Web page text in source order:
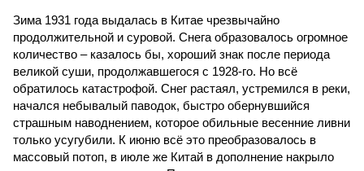
Зима 1931 года выдалась в Китае чрезвычайно
продолжительной и суровой. Снега образовалось огромное
количество – казалось бы, хороший знак после периода
великой суши, продолжавшегося с 1928-го. Но всё
обратилось катастрофой. Снег растаял, устремился в реки,
начался небывалый паводок, быстро обернувшийся
страшным наводнением, которое обильные весенние ливни
только усугубили. К июню всё это преобразовалось в
массовый потоп, в июле же Китай в дополнение накрыло